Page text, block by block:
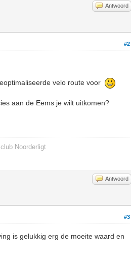
Antwoord
#2
velo route voor
aan de Eems je wilt uitkomen?
Noorderligt
Antwoord
#3
is gelukkig erg de moeite waard en